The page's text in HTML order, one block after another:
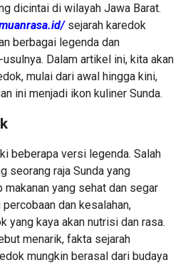
dicintai di wilayah Jawa Barat.
sejarah karedok
berbagai legenda dan
Dalam artikel ini, kita akan
mulai dari awal hingga kini,
ini menjadi ikon kuliner Sunda.
beberapa versi legenda. Salah
seorang raja Sunda yang
yang sehat dan segar
dan kesalahan,
yang kaya akan nutrisi dan rasa.
menarik, fakta sejarah
mungkin berasal dari budaya